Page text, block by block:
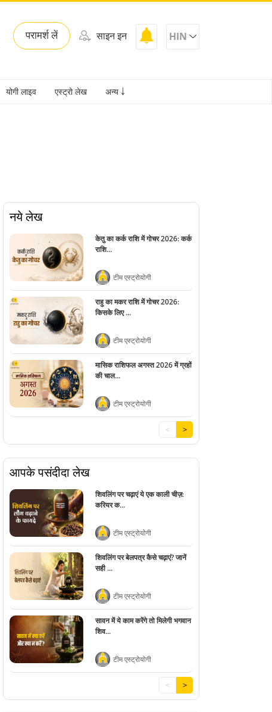
परामर्श लें साइन इन HIN
योगी लाइव एस्ट्रो लेख अन्य ￬
नये लेख
केतु का कर्क राशि में गोचर 2026: कर्क
राशि...
टीम एस्ट्रोयोगी
राहु का मकर राशि में गोचर 2026:
किसके लिए ...
टीम एस्ट्रोयोगी
मासिक राशिफल अगस्त 2026 में ग्रहों
की चाल...
टीम एस्ट्रोयोगी
< >
आपके पसंदीदा लेख
शिवलिंग पर चढ़ाएं ये एक काली चीज़:
करियर क...
टीम एस्ट्रोयोगी
शिवलिंग पर बेलपत्र कैसे चढ़ाएं? जानें
सही ...
टीम एस्ट्रोयोगी
सावन में ये काम करेंगे तो मिलेगी भगवान
शिव...
टीम एस्ट्रोयोगी
< >